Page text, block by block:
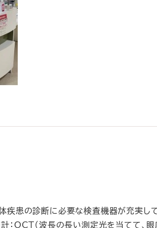
疾患の診断に必要な検査機器が充実
：OCT（波長の長い測定光を当てて、